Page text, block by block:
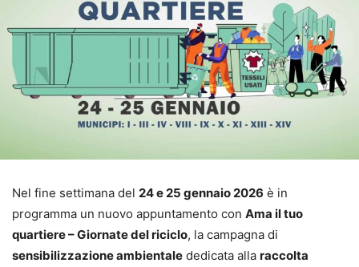
Nel fine settimana del 24 e 25 gennaio 2026 è in
programma un nuovo appuntamento con Ama il tuo
quartiere – Giornate del riciclo, la campagna di
sensibilizzazione ambientale dedicata alla raccolta